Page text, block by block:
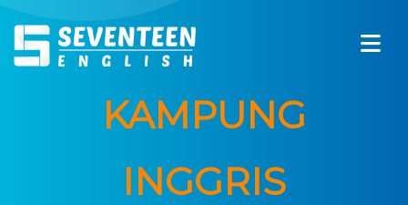
KAMPUNG
INGGRIS